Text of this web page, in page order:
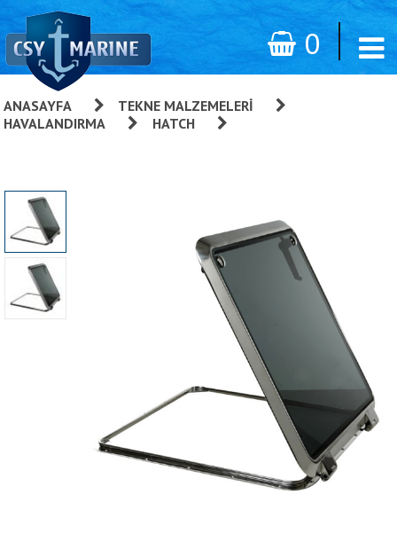
0
ANASAYFA TEKNE MALZEMELERI
HAVALANDIRMA
HATCH